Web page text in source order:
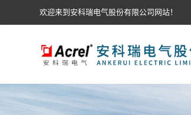
欢迎来到安科瑞电气股份有限公司网站！